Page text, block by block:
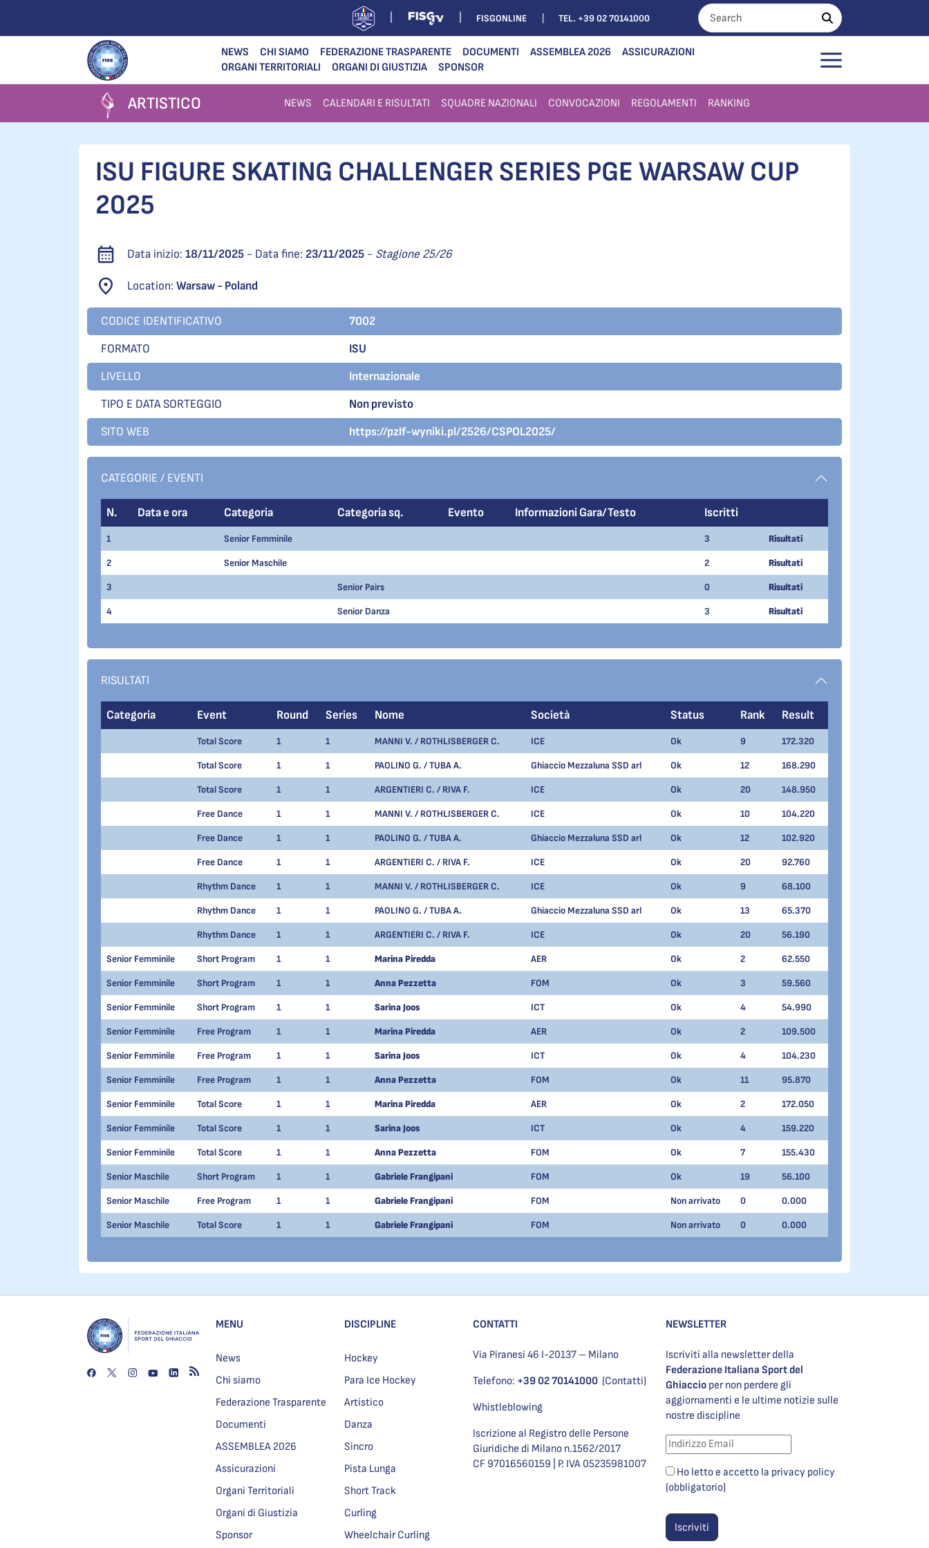
FISGONLINE TEL. +39 02 70141000
NEWS CHI SIAMO FEDERAZIONE TRASPARENTE DOCUMENTI ASSEMBLEA 2026
ASSICURAZIONI
ORGANI TERRITORIALI
ORGANI DI GIUSTIZIA SPONSOR
ARTISTICO NEWS CALENDARI E RISULTATI SQUADRE NAZIONALI CONVOCAZIONI REGOLAMENTI RANKING
ISU FIGURE SKATING CHALLENGER SERIES PGE WARSAW CUP
2025
Data inizio: 18/11/2025 - Data fine: 23/11/2025 - Stagione 25/26
Location: Warsaw - Poland
CODICE IDENTIFICATIVO
7002
FORMATO
ISU
LIVELLO
Internazionale
TIPO E DATA SORTEGGIO
Non previsto
SITO WEB
https://pzlf-wyniki.pl/2526/CSPOL2025/
CATEGORIE / EVENTI
N. Data e ora Categoria Categoria sq. Evento Informazioni Gara/Testo Iscritti
1 Senior Femminile 3 Risultati
2 Senior Maschile 2 Risultati
3 Senior Pairs 0 Risultati
4 Senior Danza 3 Risultati
RISULTATI
Categoria Event Round Series Nome Società Status Rank Result
Total Score 1 1 MANNI V. / ROTHLISBERGER C. ICE Ok 9 172.320
Total Score 1 1 PAOLINO G. / TUBA A. Ghiaccio Mezzaluna SSD arl Ok 12 168.290
Total Score 1 1 ARGENTIERI C. / RIVA F. ICE Ok 20 148.950
Free Dance 1 1 MANNI V. / ROTHLISBERGER C. ICE Ok 10 104.220
Free Dance 1 1 PAOLINO G. / TUBA A. Ghiaccio Mezzaluna SSD arl Ok 12 102.920
Free Dance 1 1 ARGENTIERI C. / RIVA F. ICE Ok 20 92.760
Rhythm Dance 1 1 MANNI V. / ROTHLISBERGER C. ICE Ok 9 68.100
Rhythm Dance 1 1 PAOLINO G. / TUBA A. Ghiaccio Mezzaluna SSD arl Ok 13 65.370
Rhythm Dance 1 1 ARGENTIERI C. / RIVA F. ICE Ok 20 56.190
Senior Femminile Short Program 1 1 Marina Piredda AER Ok 2 62.550
Senior Femminile Short Program 1 1 Anna Pezzetta FOM Ok 3 59.560
Senior Femminile Short Program 1 1 Sarina Joos ICT Ok 4 54.990
Senior Femminile Free Program 1 1 Marina Piredda AER Ok 2 109.500
Senior Femminile Free Program 1 1 Sarina Joos ICT Ok 4 104.230
Senior Femminile Free Program 1 1 Anna Pezzetta FOM Ok 11 95.870
Senior Femminile Total Score 1 1 Marina Piredda AER Ok 2 172.050
Senior Femminile Total Score 1 1 Sarina Joos ICT Ok 4 159.220
Senior Femminile Total Score 1 1 Anna Pezzetta FOM Ok 7 155.430
Senior Maschile Short Program 1 1 Gabriele Frangipani FOM Ok 19 56.100
Senior Maschile Free Program 1 1 Gabriele Frangipani FOM Non arrivato 0 0.000
Senior Maschile Total Score 1 1 Gabriele Frangipani FOM Non arrivato 0 0.000
MENU
News
Chi siamo
Federazione Trasparente
Documenti
ASSEMBLEA 2026
Assicurazioni
Organi Territoriali
Organi di Giustizia
Sponsor
DISCIPLINE
Hockey
Para Ice Hockey
Artistico
Danza
Sincro
Pista Lunga
Short Track
Curling
Wheelchair Curling
CONTATTI
Via Piranesi 46 I-20137 – Milano
Telefono: +39 02 70141000 (Contatti)
Whistleblowing
Iscrizione al Registro delle Persone
Giuridiche di Milano n.1562/2017
CF 97016560159 | P. IVA 05235981007
NEWSLETTER
Iscriviti alla newsletter della
Federazione Italiana Sport del
Ghiaccio per non perdere gli
aggiornamenti e le ultime notizie sulle
nostre discipline
Ho letto e accetto la privacy policy
(obbligatorio)